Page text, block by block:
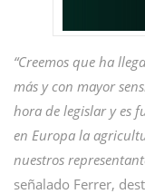
“Creemos que ha
más y con mayor
hora de legislar y es
en Europa la
nuestros
señalado Ferrer,